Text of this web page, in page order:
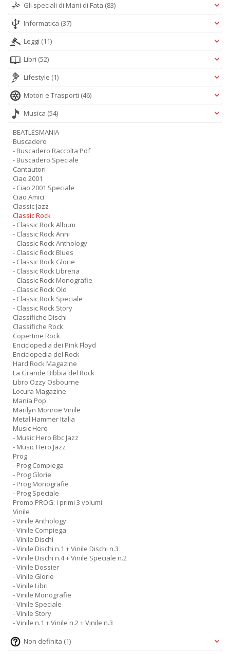
Gli speciali di Mani di Fata (83)
Informatica (37)
Leggi (11)
Libri (52)
Lifestyle (1)
Motori e Trasporti (46)
Musica (54)
BEATLESMANIA
Buscadero
- Buscadero Raccolta Pdf
- Buscadero Speciale
Cantautori
Ciao 2001
- Ciao 2001 Speciale
Ciao Amici
Classic Jazz
Classic Rock
- Classic Rock Album
- Classic Rock Anni
- Classic Rock Anthology
- Classic Rock Blues
- Classic Rock Glorie
- Classic Rock Libreria
- Classic Rock Monografie
- Classic Rock Old
- Classic Rock Speciale
- Classic Rock Story
Classifiche Dischi
Classifiche Rock
Copertine Rock
Enciclopedia dei Pink Floyd
Enciclopedia del Rock
Hard Rock Magazine
La Grande Bibbia del Rock
Libro Ozzy Osbourne
Locura Magazine
Mania Pop
Marilyn Monroe Vinile
Metal Hammer Italia
Music Hero
- Music Hero Bbc Jazz
- Music Hero Jazz
Prog
- Prog Compiega
- Prog Glorie
- Prog Monografie
- Prog Speciale
Promo PROG: i primi 3 volumi
Vinile
- Vinile Anthology
- Vinile Compiega
- Vinile Dischi
- Vinile Dischi n.1 + Vinile Dischi n.3
- Vinile Dischi n.4 + Vinile Speciale n.2
- Vinile Dossier
- Vinile Glorie
- Vinile Libri
- Vinile Monografie
- Vinile Speciale
- Vinile Story
- Vinile n.1 + Vinile n.2 + Vinile n.3
Non definita (1)